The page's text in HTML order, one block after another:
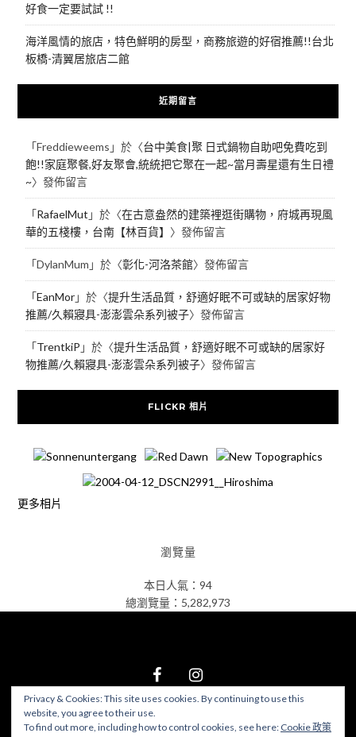
好食一定要試試 !!
海洋風情的旅店，特色鮮明的房型，商務旅遊的好宿推薦!!台北
板橋-清翼居旅店二館
近期留言
「Freddieweems 」於〈台中美食|聚 日式鍋物自助吧免費吃到
飽!!家庭聚餐,好友聚會,統統把它聚在一起~當月壽星還有生日禮
~〉發佈留言
「RafaelMut 」於〈在古意盎然的建築裡逛街購物，府城再現風
華的五棧樓，台南【林百貨】 〉發佈留言
「DylanMum 」於〈彰化-河洛茶館〉發佈留言
「EanMor」於〈提升生活品質，舒適好眠不可或缺的居家好物
推薦/久賴寢具-澎澎雲朵系列被子〉發佈留言
「TrentkiP 」於〈提升生活品質，舒適好眠不可或缺的居家好
物推薦/久賴寢具-澎澎雲朵系列被子〉發佈留言
FLICKR 相片
更多相片
瀏覽量
本日人氣：94
總瀏覽量：5,282,973
© 2026 食在好遊趣 – Black Theme by ZThemes Studio
Privacy & Cookies: This site uses cookies. By continuing to use this
website, you agree to their use.
To find out more, including how to control cookies, see here: Cookie 政策